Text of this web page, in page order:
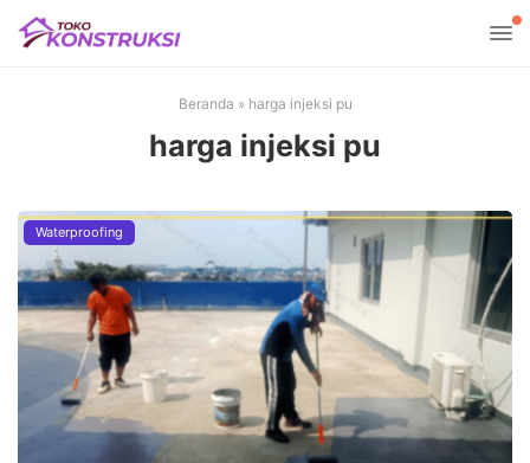
Beranda » harga injeksi pu
harga injeksi pu
Waterproofing